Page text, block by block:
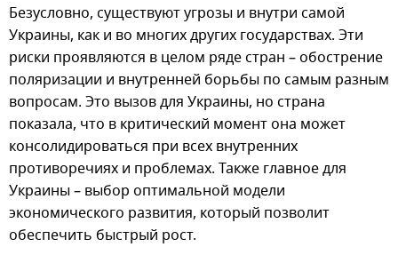
Безусловно, существуют угрозы и внутри самой
Украины, как и во многих других государствах. Эти
риски проявляются в целом ряде стран – обострение
поляризации и внутренней борьбы по самым разным
вопросам. Это вызов для Украины, но страна
показала, что в критический момент она может
консолидироваться при всех внутренних
противоречиях и проблемах. Также главное для
Украины – выбор оптимальной модели
экономического развития, который позволит
обеспечить быстрый рост.